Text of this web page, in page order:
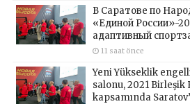
В Саратове по
«Единой России»-
адаптивный
11 saat önce
Yeni Yükseklik
salonu, 2021 Birleşik
kapsamında